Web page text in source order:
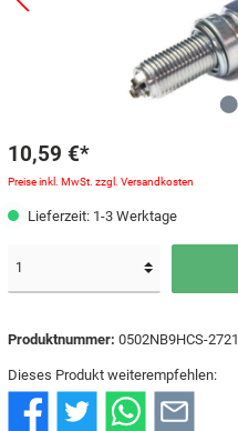
10,59 €*
Preise inkl. MwSt. zzgl. Versandkosten
Lieferzeit: 1-3 Werktage
Produktnummer: 0502NB9HCS-2721
Dieses Produkt weiterempfehlen: